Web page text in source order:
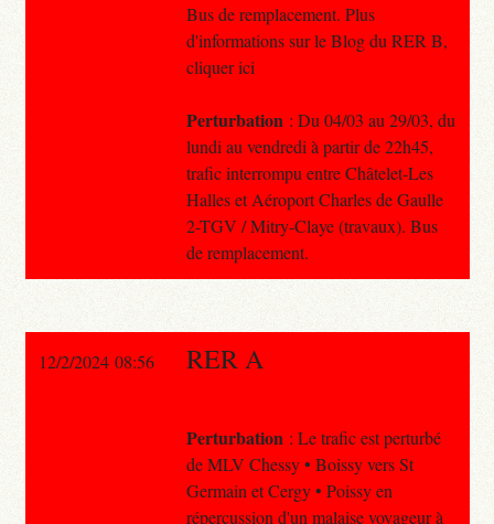
Bus de remplacement. Plus
d'informations sur le Blog du RER B,
cliquer ici
Perturbation : Du 04/03 au 29/03, du
lundi au vendredi à partir de 22h45,
trafic interrompu entre Châtelet-Les
Halles et Aéroport Charles de Gaulle
2-TGV / Mitry-Claye (travaux). Bus
de remplacement.
12/2/2024 08:56 RER A
Perturbation : Le trafic est perturbé
de MLV Chessy • Boissy vers St
Germain et Cergy • Poissy en
répercussion d'un malaise voyageur à